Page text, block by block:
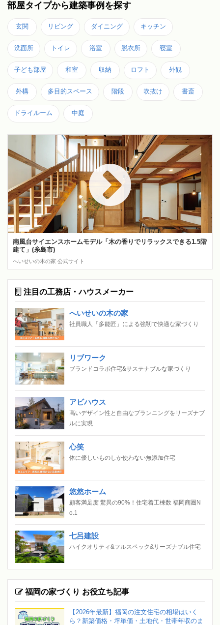
部屋タイプから建築事例を探す
玄関 リビング ダイニング キッチン
洗面所 トイレ 浴室 脱衣所 寝室
子ども部屋 和室 収納 ロフト 外観
外構 多目的スペース 階段 吹抜け 書斎
ドライルーム 中庭
南風台サイエンスホームモデル「木の香りでリラックスできる1.5階
建て」(糸島市)
へいせいの木の家 公式サイト
注目の工務店・ハウスメーカー
へいせいの木の家
社員職人「多能匠」による強靭で快適な家づくり
リブワーク
ブランドコラボ住宅&サステナブルな家づくり
アビハウス
高いデザイン性と自由なプランニングをリーズナブ
ルに実現
心笑
体に優しいものしか使わない無添加住宅
悠悠ホーム
顧客満足度 驚異の90%！住宅着工棟数 福岡商圏N
o.1
七呂建設
ハイクオリティ&フルスペック&リーズナブル住宅
福岡の家づくり お役立ち記事
【2026年最新】福岡の注文住宅の相場はいく
ら？新築価格・坪単価・土地代・世帯年収のま